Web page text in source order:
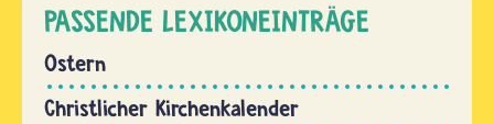
PASSENDE LEXIKONEINTRÄGE
Ostern
Christlicher Kirchenkalender